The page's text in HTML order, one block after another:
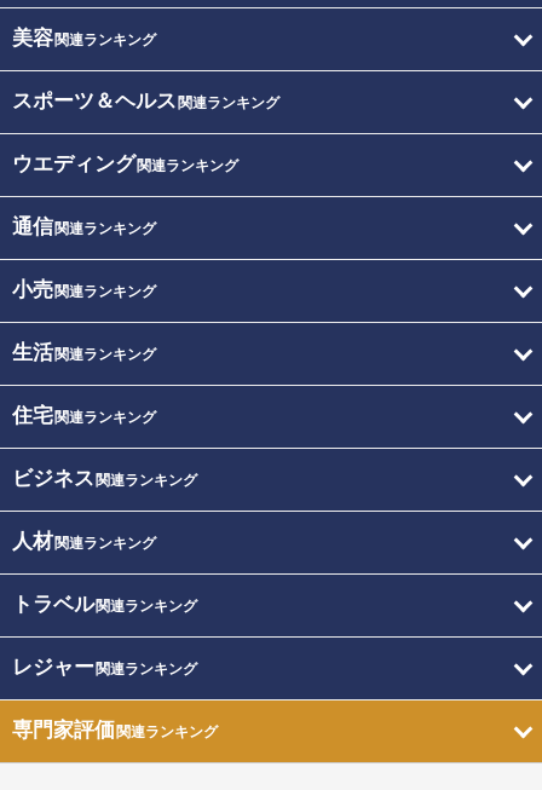
美容関連ランキング
スポーツ＆ヘルス 関連ランキング
ウエディング関連ランキング
通信関連ランキング
小売関連ランキング
生活関連ランキング
住宅関連ランキング
ビジネス 関連ランキング
人材関連ランキング
トラベル関連ランキング
レジャー関連ランキング
専門家評価関連ランキング